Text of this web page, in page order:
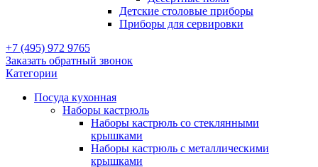
Детские столовые приборы
Приборы для сервировки
+7 (495) 972 9765
Заказать обратный звонок
Категории
Посуда кухонная
Наборы кастрюль
Наборы кастрюль со стеклянными
крышками
Наборы кастрюль с металлическими
крышками